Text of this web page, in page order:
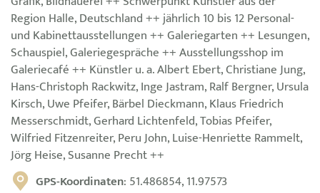
Region Halle, Deutschland ++ jährlich 10 bis 12 Personal-
und Kabinettausstellungen ++ Galeriegarten ++ Lesungen,
Schauspiel, Galeriegespräche ++ Ausstellungsshop im
Galeriecafé ++ Künstler u. a. Albert Ebert, Christiane Jung,
Hans-Christoph Rackwitz, Inge Jastram, Ralf Bergner, Ursula
Kirsch, Uwe Pfeifer, Bärbel Dieckmann, Klaus Friedrich
Messerschmidt, Gerhard Lichtenfeld, Tobias Pfeifer,
Wilfried Fitzenreiter, Peru John, Luise-Henriette Rammelt,
Jörg Heise, Susanne Precht ++
GPS-Koordinaten: 51.486854, 11.97573